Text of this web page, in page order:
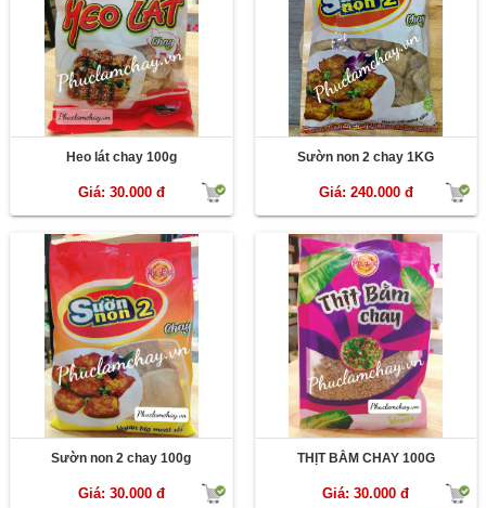
Heo lát chay 100g
Giá: 30.000 đ
Sườn non 2 chay 1KG
Giá: 240.000 đ
Sườn non 2 chay 100g
Giá: 30.000 đ
THỊT BẰM CHAY 100G
Giá: 30.000 đ